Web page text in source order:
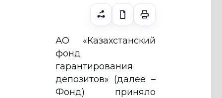
АО «Казахстанский
фонд
гарантирования
депозитов» (далее –
Фонд) приняло